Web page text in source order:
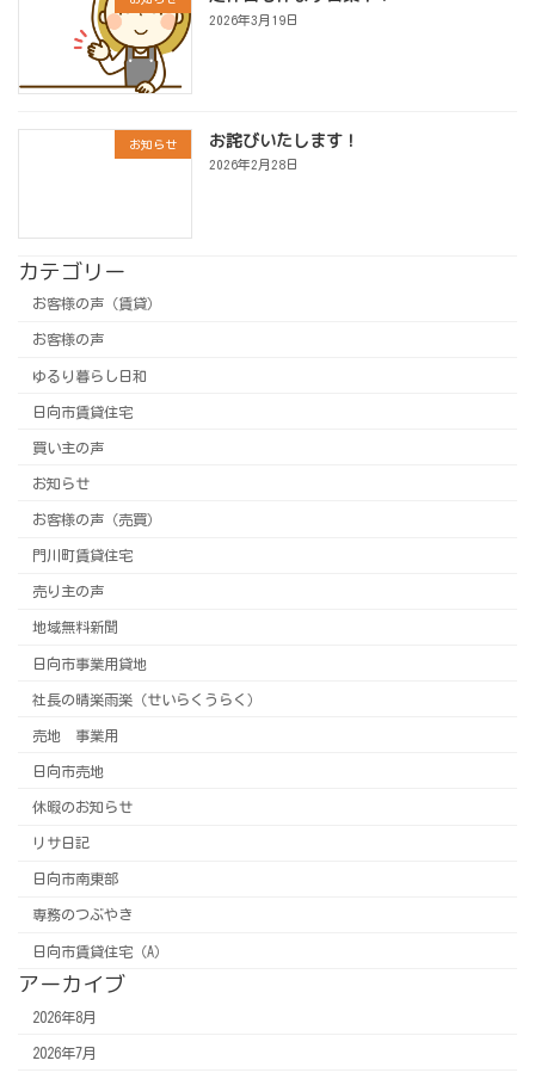
2026年3月19日
お知らせ お詫びいたします！
2026年2月28日
カテゴリー
お客様の声（賃貸）
お客様の声
ゆるり暮らし日和
日向市賃貸住宅
買い主の声
お知らせ
お客様の声（売買）
門川町賃貸住宅
売り主の声
地域無料新聞
日向市事業用貸地
社長の晴楽雨楽（せいらくうらく）
売地 事業用
日向市売地
休暇のお知らせ
リサ日記
日向市南東部
専務のつぶやき
日向市賃貸住宅（A）
アーカイブ
2026年8月
2026年7月